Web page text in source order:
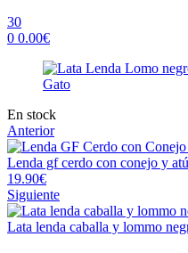
30
0 0.00€
Availability:
En stock
Anterior
Lenda gf cerdo con conejo y
19.90€
Siguiente
Lata lenda caballa y lommo